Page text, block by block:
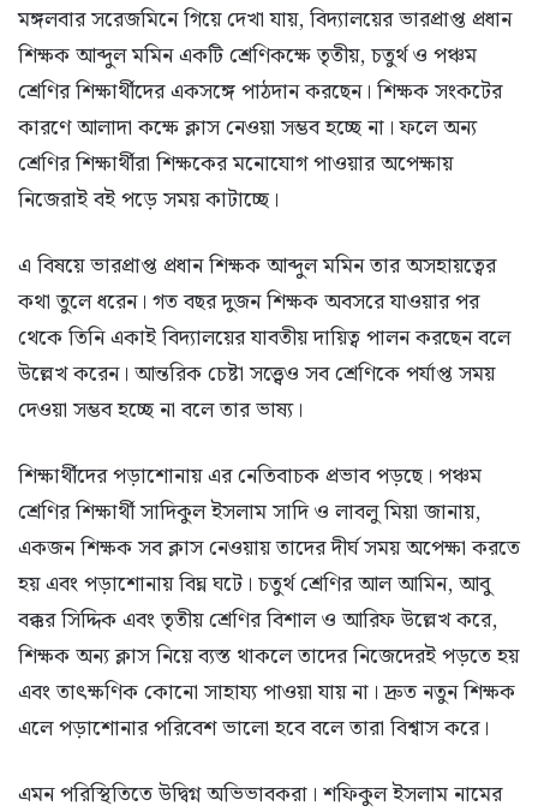
মঙ্গলবার সরেজমিনে গিয়ে দেখা যায়, বিদ্যালয়ের ভারপ্রাপ্ত প্রধান
শিক্ষক আব্দুল মমিন একটি শ্রেণিকক্ষে তৃতীয়, চতুর্থ ও পঞ্চম
শ্রেণির শিক্ষার্থীদের একসঙ্গে পাঠদান করছেন। শিক্ষক সংকটের
কারণে আলাদা কক্ষে ক্লাস নেওয়া সম্ভব হচ্ছে না। ফলে অন্য
শ্রেণির শিক্ষার্থীরা শিক্ষকের মনোযোগ পাওয়ার অপেক্ষায়
নিজেরাই বই পড়ে সময় কাটাচ্ছে।
এ বিষয়ে ভারপ্রাপ্ত প্রধান শিক্ষক আব্দুল মমিন তার অসহায়ত্বের
কথা তুলে ধরেন। গত বছর দুজন শিক্ষক অবসরে যাওয়ার পর
থেকে তিনি একাই বিদ্যালয়ের যাবতীয় দায়িত্ব পালন করছেন বলে
উল্লেখ করেন। আন্তরিক চেষ্টা সত্ত্বেও সব শ্রেণিকে পর্যাপ্ত সময়
দেওয়া সম্ভব হচ্ছে না বলে তার ভাষ্য।
শিক্ষার্থীদের পড়াশোনায় এর নেতিবাচক প্রভাব পড়ছে। পঞ্চম
শ্রেণির শিক্ষার্থী সাদিকুল ইসলাম সাদি ও লাবলু মিয়া জানায়,
একজন শিক্ষক সব ক্লাস নেওয়ায় তাদের দীর্ঘ সময় অপেক্ষা করতে
হয় এবং পড়াশোনায় বিঘ্ন ঘটে। চতুর্থ শ্রেণির আল আমিন, আবু
বক্কর সিদ্দিক এবং তৃতীয় শ্রেণির বিশাল ও আরিফ উল্লেখ করে,
শিক্ষক অন্য ক্লাস নিয়ে ব্যস্ত থাকলে তাদের নিজেদেরই পড়তে হয়
এবং তাৎক্ষণিক কোনো সাহায্য পাওয়া যায় না। দ্রুত নতুন শিক্ষক
এলে পড়াশোনার পরিবেশ ভালো হবে বলে তারা বিশ্বাস করে।
এমন পরিস্থিতিতে উদ্বিগ্ন অভিভাবকরা। শফিকুল ইসলাম নামের